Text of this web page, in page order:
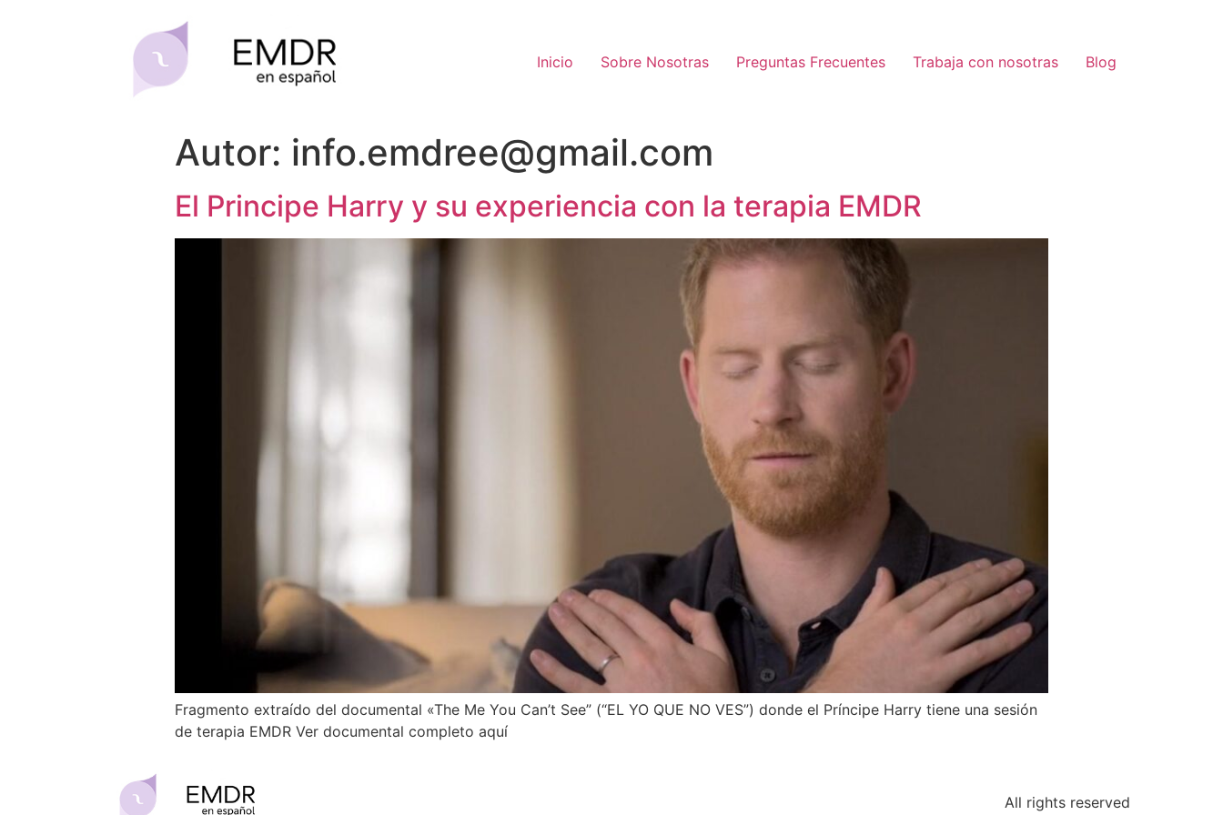
Inicio Sobre Nosotras Preguntas Frecuentes Trabaja con nosotras Blog
Autor: info.emdree@gmail.com
El Principe Harry y su experiencia con la terapia EMDR
Fragmento extraído del documental «The Me You Can’t See” (“EL YO QUE NO VES”) donde el Príncipe Harry tiene una sesión
de terapia EMDR Ver documental completo aquí
All rights reserved